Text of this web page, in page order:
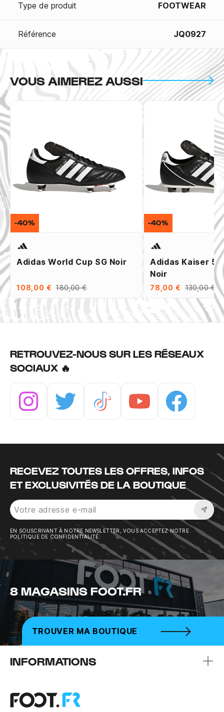
Type de produit FOOTWEAR
Référence JQ0927
VOUS AIMEREZ AUSSI
Adidas World Cup SG Noir
108,00 € 180,00 €
-40%
Adidas Kaiser 5
Noir
78,00 € 130,00 €
-40%
RETROUVEZ-NOUS SUR LES RÉSEAUX
SOCIAUX 🔥
RECEVEZ TOUTES LES OFFRES, INFOS
ET EXCLUSIVITÉS DE LA BOUTIQUE
EN SOUSCRIVANT À NOTRE NEWSLETTER, VOUS ACCEPTEZ NOTRE
POLITIQUE DE CONFIDENTIALITÉ.
8 MAGASINS FOOT.FR
TROUVER MA BOUTIQUE
INFORMATIONS